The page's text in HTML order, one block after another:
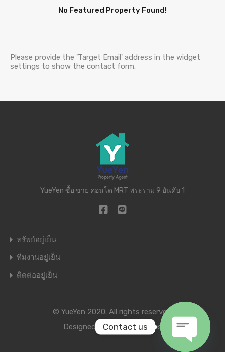
No Featured Property Found!
Please provide the 'Target Email' address in the widget
settings to show the contact form.
YueYen ซื้อ ขาย คอนโด MRT พระราม 9 อันดับ 1
ทรัพย์อยู่เย็น
ทีมงานอยู่เย็น
ติดต่ออยู่เย็น
© YueYen 2020. All rights reserved.
Designed byInspiry Themes
Contact us